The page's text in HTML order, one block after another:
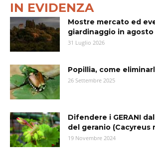
IN EVIDENZA
Mostre mercato ed
giardinaggio in agosto
31 Luglio 2026
Popillia, come
26 Settembre 2025
Difendere i GERANI
del geranio (Cacyreus
19 Novembre 2024